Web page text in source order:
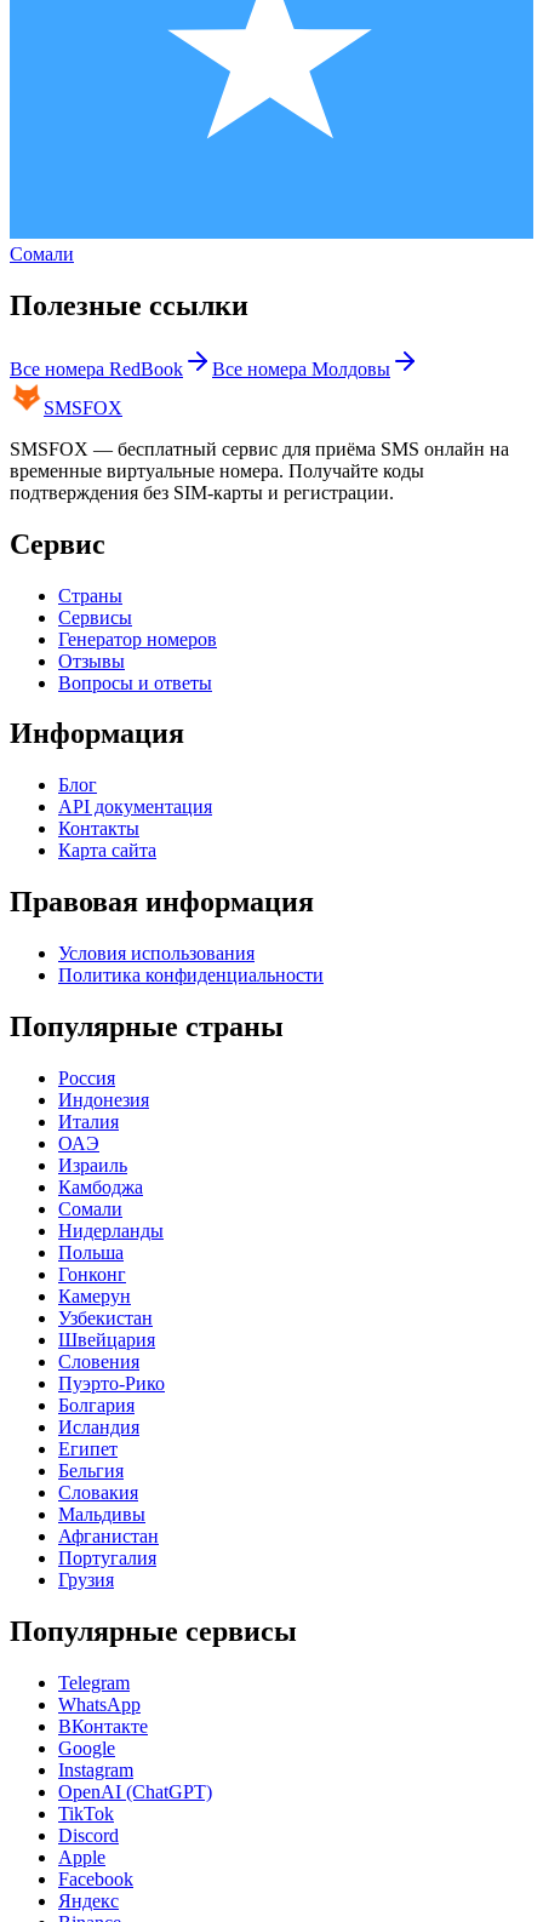
Сомали
Полезные ссылки
Все номера RedBook Все номера Молдовы
SMSFOX
SMSFOX — бесплатный сервис для приёма SMS онлайн на
временные виртуальные номера. Получайте коды
подтверждения без SIM-карты и регистрации.
Сервис
Страны
Сервисы
Генератор номеров
Отзывы
Вопросы и ответы
Информация
Блог
API документация
Контакты
Карта сайта
Правовая информация
Условия использования
Политика конфиденциальности
Популярные страны
Россия
Индонезия
Италия
ОАЭ
Израиль
Камбоджа
Сомали
Нидерланды
Польша
Гонконг
Камерун
Узбекистан
Швейцария
Словения
Пуэрто-Рико
Болгария
Исландия
Египет
Бельгия
Словакия
Мальдивы
Афганистан
Португалия
Грузия
Популярные сервисы
Telegram
WhatsApp
ВКонтакте
Google
Instagram
OpenAI (ChatGPT)
TikTok
Discord
Apple
Facebook
Яндекс